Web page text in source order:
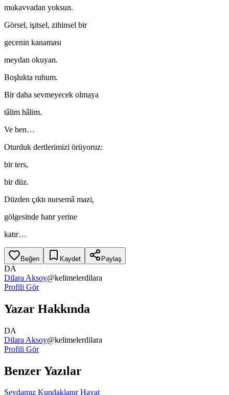
mukavvadan yoksun.
Görsel, işitsel, zihinsel bir
gecenin kanaması
meydan okuyan.
Boşlukta ruhum.
Bir daha sevmeyecek olmaya
tâlim hâlim.
Ve ben…
Oturduk dertlerimizi örüyoruz:
bir ters,
bir düz.
Düzden çıktı nursemâ mazi,
gölgesinde hatır yerine
katır…
Beğen Kaydet Paylaş
DA
Dilara Aksoy@kelimelerdilara
Profili Gör
Yazar Hakkında
DA
Dilara Aksoy@kelimelerdilara
Profili Gör
Benzer Yazılar
Sevdamız Kundaklanır Hayat